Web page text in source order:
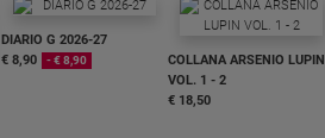
DIARIO G 2026-27
€ 8,90
- € 8,90
COLLANA ARSENIO LUPIN
VOL. 1 - 2
€ 18,50